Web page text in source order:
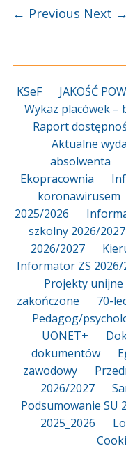
← Previous Next →
KSeF
JAKOŚĆ
Wykaz placówek –
Raport
Aktualne
absolwenta
Ekopracownia
koronawirusem
2025/2026
szkolny 2026/2027
2026/2027
Informator ZS 2026/
Projekty
zakończone
70-
Pedagog/
UONET+
dokumentów
zawodowy
2026/2027
Podsumowanie SU
2025_2026